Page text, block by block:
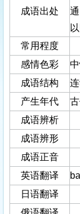
成语出处
常用程度
感情色彩
成语结构
产生年代
成语辨析
成语辨形
成语正音
英语翻译
日语翻译